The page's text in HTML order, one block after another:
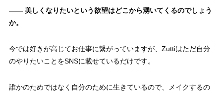
—— 美しくなりたいという欲望はどこから湧いてくるのでしょう
か。
今では好きが高じてお仕事に繋がっていますが、Zuttiはただ自分
のやりたいことをSNSに載せているだけです。
誰かのためではなく自分のために生きているので、メイクするの